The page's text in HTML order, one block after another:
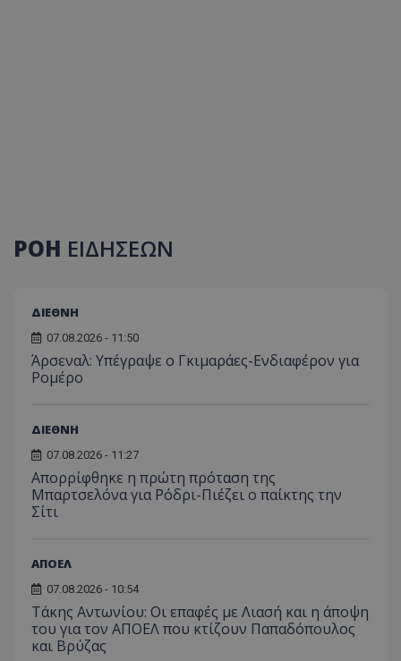
ΡΟΗ ΕΙΔΗΣΕΩΝ
ΔΙΕΘΝΗ
07.08.2026 - 11:50
Άρσεναλ: Υπέγραψε ο Γκιμαράες-Ενδιαφέρον για
Ρομέρο
ΔΙΕΘΝΗ
07.08.2026 - 11:27
Απορρίφθηκε η πρώτη πρόταση της
Μπαρτσελόνα για Ρόδρι-Πιέζει ο παίκτης την
Σίτι
ΑΠΟΕΛ
07.08.2026 - 10:54
Τάκης Αντωνίου: Οι επαφές με Λιασή και η άποψη
του για τον ΑΠΟΕΛ που κτίζουν Παπαδόπουλος
και Βρύζας